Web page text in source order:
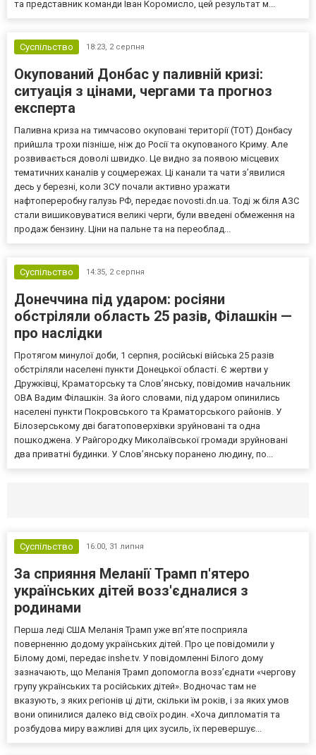
та представник команди Іван Коромисло, цей результат м...
Суспільство 18:23, 2 серпня
Окупований Донбас у паливній кризі:
ситуація з цінами, чергами та прогноз
експерта
Паливна криза на тимчасово окуповані території (ТОТ) Донбасу
прийшла трохи пізніше, ніж до Росії та окупованого Криму. Але
розвивається доволі швидко. Це видно за появою місцевих
тематичних каналів у соцмережах. Ці канали та чати з’явилися
десь у березні, коли ЗСУ почали активно уражати
нафтопереробну галузь РФ, передає novosti.dn.ua. Тоді ж біля АЗС
стали вишиковуватися великі черги, були введені обмеження на
продаж бензину. Ціни на пальне та на переоблад...
Суспільство 14:35, 2 серпня
Донеччина під ударом: росіяни
обстріляли область 25 разів, Філашкін —
про наслідки
Протягом минулої доби, 1 серпня, російські війська 25 разів
обстріляли населені пункти Донецької області. Є жертви у
Дружківці, Краматорську та Слов’янську, повідомив начальник
ОВА Вадим Філашкін. За його словами, під ударом опинились
населені пункти Покровського та Краматорського районів. У
Білозерському дві багатоповерхівки зруйновані та одна
пошкоджена. У Райгородку Миколаївської громади зруйновані
два приватні будинки. У Слов’янську поранено людину, по...
Суспільство 16:00, 31 липня
За сприяння Меланії Трамп п'ятеро
українських дітей возз'єдналися з
родинами
Перша леді США Меланія Трамп уже впʼяте посприяла
поверненню додому українських дітей. Про це повідомили у
Білому домі, передає inshe.tv. У повідомленні Білого дому
зазначають, що Меланія Трамп допомогла возз’єднати «чергову
групу українських та російських дітей». Водночас там не
вказують, з яких регіонів ці діти, скільки їм років, і за яких умов
вони опинилися далеко від своїх родин. «Хоча дипломатія та
розбудова миру важливі для цих зусиль, їх перевершує...